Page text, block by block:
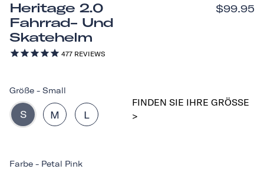
Heritage 2.0
Fahrrad- Und
Skatehelm
477 REVIEWS
$99.95
Farbe - Petal Pink
Größe - Small
S M L
FINDEN SIE IHRE GRÖSSE >